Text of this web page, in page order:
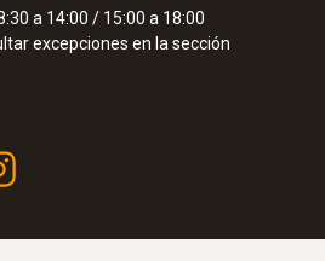
a 14:00 / 15:00 a 18:00
excepciones en la sección